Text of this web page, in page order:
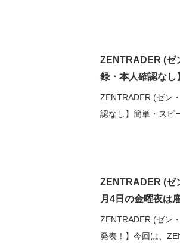
ZENTRADER (ゼ
録・本人確認なし
ZENTRADER (ゼン
認なし】簡単・スピ
ZENTRADER (ゼ
月4日の金曜夜は
ZENTRADER (ゼン
発表！】今回は、